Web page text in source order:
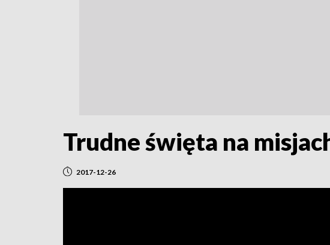
Trudne święta na
2017-12-26